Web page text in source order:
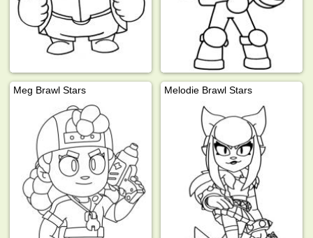
Meg Brawl Stars Melodie Brawl Stars